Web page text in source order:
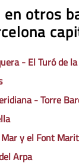
en otros
- El Turó de
- Torre
y el Font
Arpa